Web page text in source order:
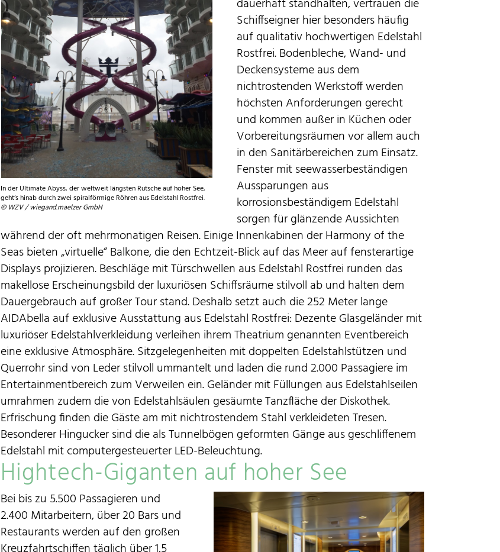
In der Ultimate Abyss, der weltweit längsten Rutsche auf hoher See,
geht‘s hinab durch zwei spiralförmige Röhren aus Edelstahl Rostfrei.
© WZV / wiegand.maelzer GmbH
dauerhaft standhalten, vertrauen die
Schiffseigner hier besonders häufig
auf qualitativ hochwertigen Edelstahl
Rostfrei. Bodenbleche, Wand- und
Deckensysteme aus dem
nichtrostenden Werkstoff werden
höchsten Anforderungen gerecht
und kommen außer in Küchen oder
Vorbereitungsräumen vor allem auch
in den Sanitärbereichen zum Einsatz.
Fenster mit seewasserbeständigen
Aussparungen aus
korrosionsbeständigem Edelstahl
sorgen für glänzende Aussichten
während der oft mehrmonatigen Reisen. Einige Innenkabinen der Harmony of the
Seas bieten „virtuelle“ Balkone, die den Echtzeit-Blick auf das Meer auf fensterartige
Displays projizieren. Beschläge mit Türschwellen aus Edelstahl Rostfrei runden das
makellose Erscheinungsbild der luxuriösen Schiffsräume stilvoll ab und halten dem
Dauergebrauch auf großer Tour stand. Deshalb setzt auch die 252 Meter lange
AIDAbella auf exklusive Ausstattung aus Edelstahl Rostfrei: Dezente Glasgeländer mit
luxuriöser Edelstahlverkleidung verleihen ihrem Theatrium genannten Eventbereich
eine exklusive Atmosphäre. Sitzgelegenheiten mit doppelten Edelstahlstützen und
Querrohr sind von Leder stilvoll ummantelt und laden die rund 2.000 Passagiere im
Entertainmentbereich zum Verweilen ein. Geländer mit Füllungen aus Edelstahlseilen
umrahmen zudem die von Edelstahlsäulen gesäumte Tanzfläche der Diskothek.
Erfrischung finden die Gäste am mit nichtrostendem Stahl verkleideten Tresen.
Besonderer Hingucker sind die als Tunnelbögen geformten Gänge aus geschliffenem
Edelstahl mit computergesteuerter LED-Beleuchtung.
Hightech-Giganten auf hoher See
Bei bis zu 5.500 Passagieren und
2.400 Mitarbeitern, über 20 Bars und
Restaurants werden auf den großen